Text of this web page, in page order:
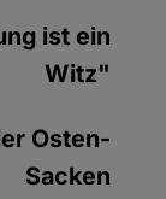
ist ein
Witz"
Osten-
Sacken